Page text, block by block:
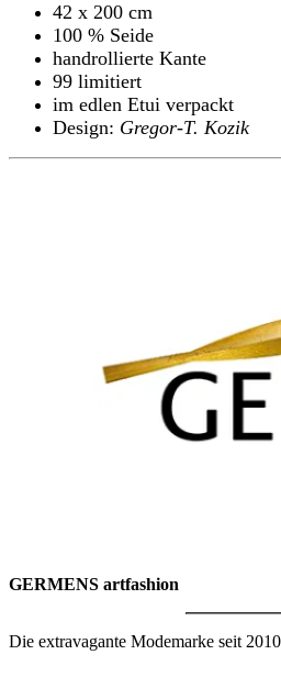
42 x 200 cm
100 % Seide
handrollierte Kante
99 limitiert
im edlen Etui verpackt
Design: Gregor-T. Kozik
GERMENS artfashion
Die extravagante Modemarke seit 2010